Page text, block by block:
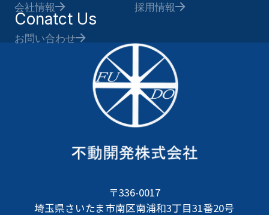
〒336-0017
埼玉県さいたま市南区南浦和3丁目31番20号
会社情報 採用情報
Conatct Us
お問い合わせ